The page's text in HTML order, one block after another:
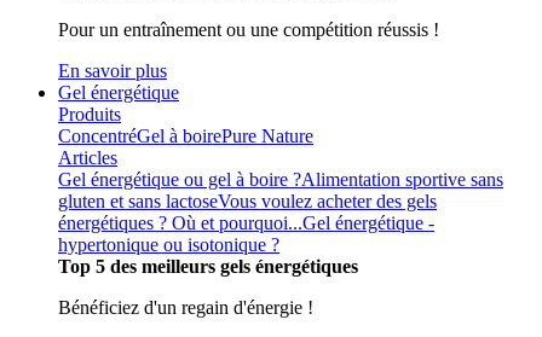
Pour un entraînement ou une compétition réussis !
En savoir plus
Gel énergétique
Produits
ConcentréGel à boirePure Nature
Articles
Gel énergétique ou gel à boire ?Alimentation sportive sans
gluten et sans lactoseVous voulez acheter des gels
énergétiques ? Où et pourquoi...Gel énergétique -
hypertonique ou isotonique ?
Top 5 des meilleurs gels énergétiques
Bénéficiez d'un regain d'énergie !